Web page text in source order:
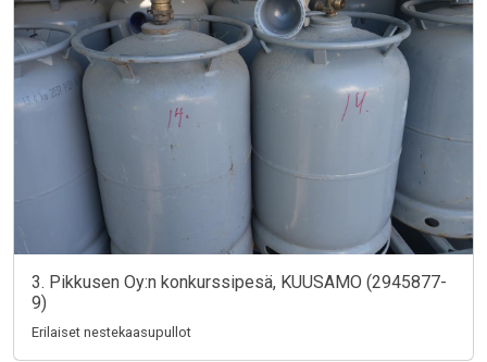
3. Pikkusen Oy:n konkurssipesä, KUUSAMO (2945877-
9)
Erilaiset nestekaasupullot